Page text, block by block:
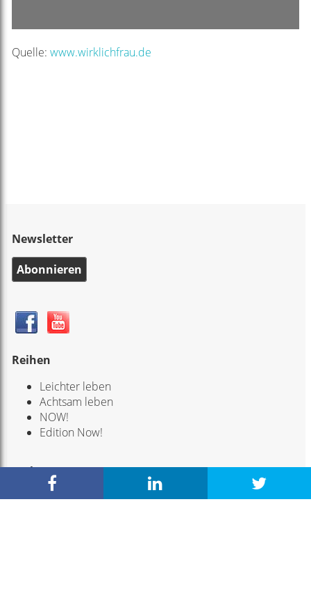
Quelle: www.wirklichfrau.de
Newsletter
Abonnieren
Reihen
Leichter leben
Achtsam leben
NOW!
Edition Now!
Verlage
Trinity Verlag